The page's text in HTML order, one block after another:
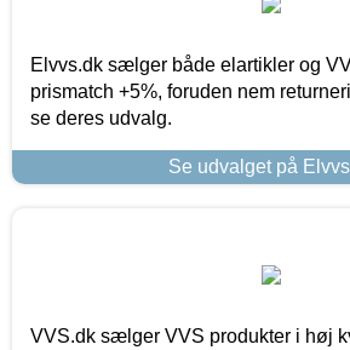
Elvvs.dk sælger både elartikler og
prismatch +5%, foruden nem
se deres udvalg.
Se udvalget på
VVS.dk sælger VVS produkter i høj